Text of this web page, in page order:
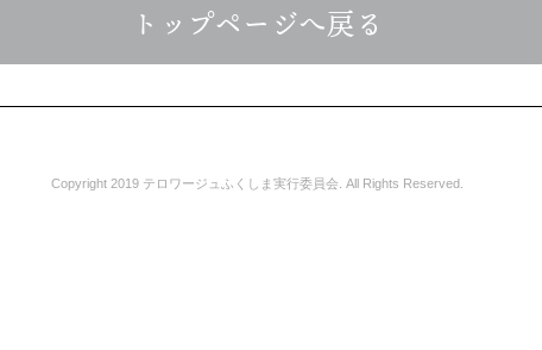
トップページへ戻る
Copyright 2019 テロワージュふくしま実行委員会. All Rights Reserved.